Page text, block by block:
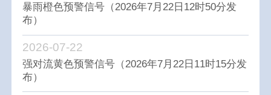
暴雨橙色预警信号（2026年7月22日12时50分发
布）
强对流黄色预警信号（2026年7月22日11时15分发
布）
2026-07-22